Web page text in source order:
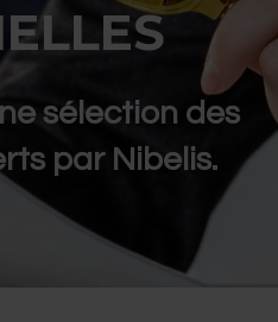
sélection des
par Nibelis.